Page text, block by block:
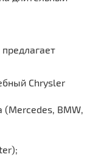
Chrysler
(Mercedes, BMW,